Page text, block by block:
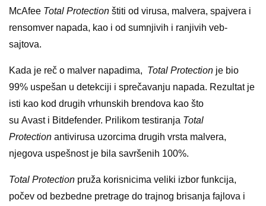
McAfee Total Protection štiti od virusa, malvera, spajvera i
rensomver napada, kao i od sumnjivih i ranjivih veb-
sajtova.
Kada je reč o malver napadima, Total Protection je bio
99% uspešan u detekciji i sprečavanju napada. Rezultat je
isti kao kod drugih vrhunskih brendova kao što
su Avast i Bitdefender. Prilikom testiranja Total
Protection antivirusa uzorcima drugih vrsta malvera,
njegova uspešnost je bila savršenih 100%.
Total Protection pruža korisnicima veliki izbor funkcija,
počev od bezbedne pretrage do trajnog brisanja fajlova i